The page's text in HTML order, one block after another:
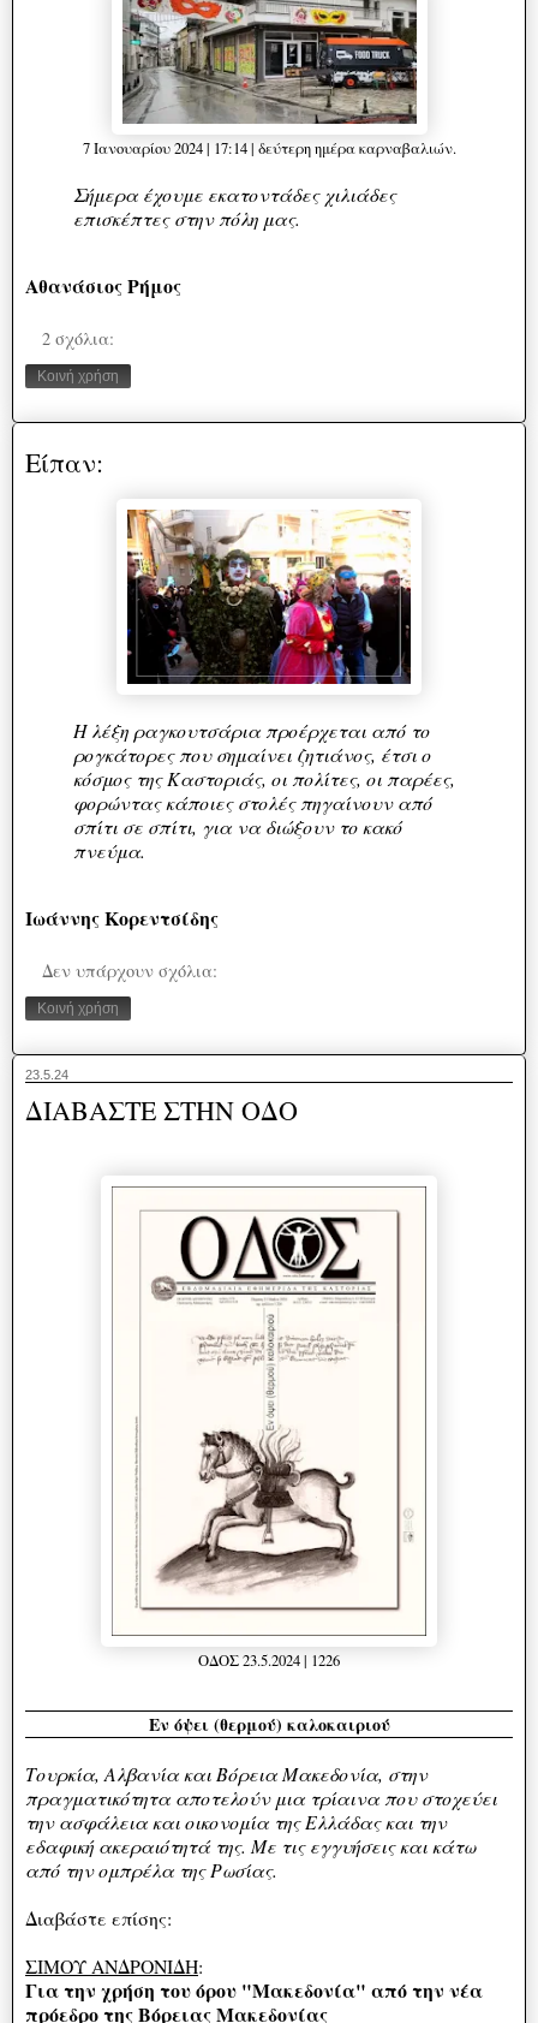
7 Ιανουαρίου 2024 | 17:14 | δεύτερη ημέρα καρναβαλιών.
Σήμερα έχουμε εκατοντάδες χιλιάδες
επισκέπτες στην πόλη μας.
Αθανάσιος Ρήμος
2 σχόλια:
Κοινή χρήση
Είπαν:
Η λέξη ραγκουτσάρια προέρχεται από το
ρογκάτορες που σημαίνει ζητιάνος, έτσι ο
κόσμος της Καστοριάς, οι πολίτες, οι παρέες,
φορώντας κάποιες στολές πηγαίνουν από
σπίτι σε σπίτι, για να διώξουν το κακό
πνεύμα.
Ιωάννης Κορεντσίδης
Δεν υπάρχουν σχόλια:
Κοινή χρήση
23.5.24
ΔΙΑΒΑΣΤΕ ΣΤΗΝ ΟΔΟ
ΟΔΟΣ 23.5.2024 | 1226
Εν όψει (θερμού) καλοκαιριού
Τουρκία, Αλβανία και Βόρεια Μακεδονία, στην
πραγματικότητα αποτελούν μια τρίαινα που στοχεύει
την ασφάλεια και οικονομία της Ελλάδας και την
εδαφική ακεραιότητά της. Με τις εγγυήσεις και κάτω
από την ομπρέλα της Ρωσίας.
Διαβάστε επίσης:
ΣΙΜΟΥ ΑΝΔΡΟΝΙΔΗ:
Για την χρήση του όρου "Μακεδονία" από την νέα
πρόεδρο της Βόρειας Μακεδονίας